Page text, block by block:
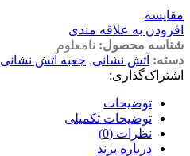
مقايسه
افزودن به علاقه مندی
شناسه محصول: نامعلوم
دسته: آتش نشانی, جعبه آتش نشانی
اشتراک‌گذاری:
توضیحات
توضیحات تکمیلی
نظرات (0)
درباره برند